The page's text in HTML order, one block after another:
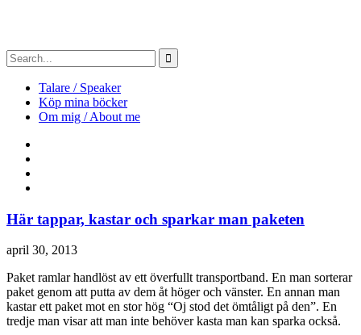
Talare / Speaker
Köp mina böcker
Om mig / About me
Här tappar, kastar och sparkar man paketen
april 30, 2013
Paket ramlar handlöst av ett överfullt transportband. En man sorterar
paket genom att putta av dem åt höger och vänster. En annan man
kastar ett paket mot en stor hög “Oj stod det ömtåligt på den”. En
tredje man visar att man inte behöver kasta man kan sparka också.